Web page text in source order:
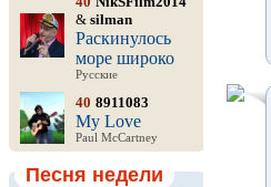
& silman
Раскинулось
море широко
Русские
40 8911083
My Love
Paul McCartney
Песня недели